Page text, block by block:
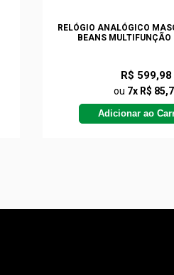
RELÓGIO ANALÓGICO
BEANS MULTIFUNÇÃO
R$ 599,98
ou 7x R$
Adicionar ao